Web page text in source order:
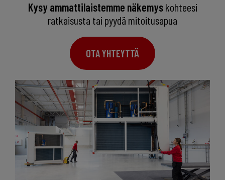
Kysy ammattilaistemme näkemyskohteesi
ratkaisusta tai pyydä mitoitusapua
OTA YHTEYTTÄ